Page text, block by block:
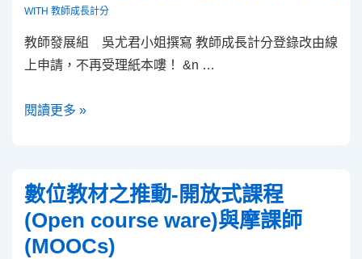
TA
WITH 教師成長計分
教師發展組 吳尤君小姐撰寫 教師成長計分登錄改由線
上申請，不再受理紙本嘍！ &n …
教
計
分
登
閱讀更多 »
數位教材之推動-開放式課程
(Open course ware)與摩課師
(MOOCs)